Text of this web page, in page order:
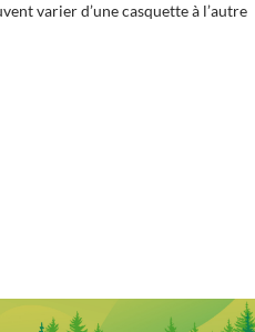
varier d’une casquette à l’autre